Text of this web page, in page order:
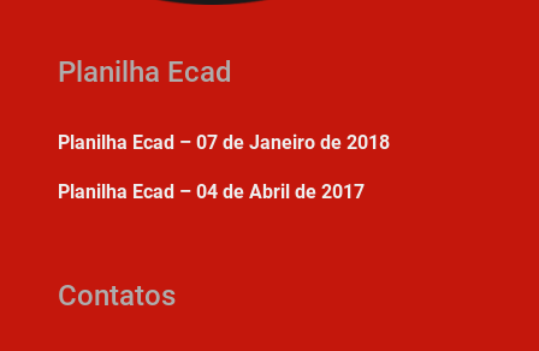
Planilha Ecad
Planilha Ecad – 07 de Janeiro de 2018
Planilha Ecad – 04 de Abril de 2017
Contatos